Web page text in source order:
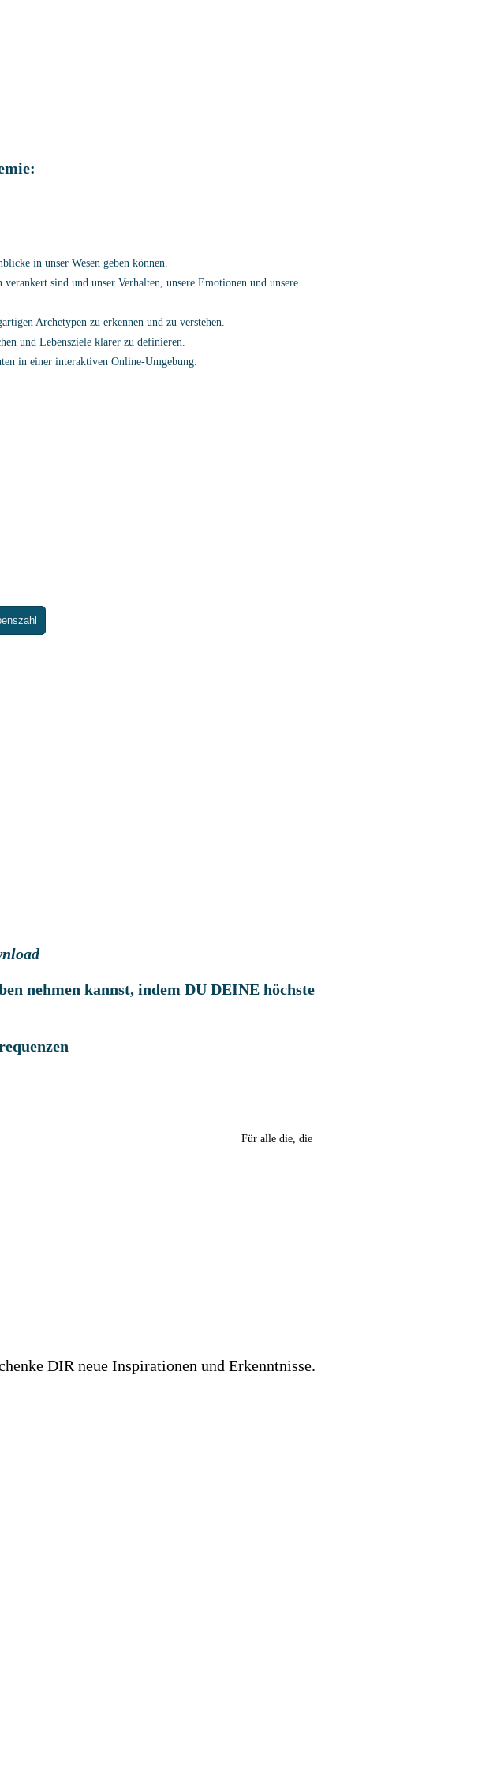
in unser Wesen geben können.
sind und unser Verhalten, unsere Emotionen und unsere
Archetypen zu erkennen und zu verstehen.
und Lebensziele klarer zu definieren.
in einer interaktiven Online-Umgebung.
nehmen kannst, indem DU DEINE höchste
Für alle die, die
DIR neue Inspirationen und Erkenntnisse.